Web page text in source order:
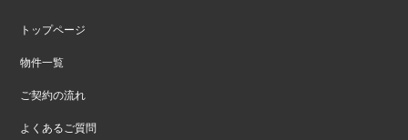
トップページ
物件一覧
ご契約の流れ
よくあるご質問